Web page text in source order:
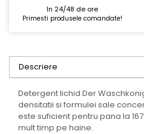
In 24/48 de ore
Primesti produsele comandate!
Descriere
Detergent lichid Der
densitatii si formulei sale
este suficient pentru pana la
mult timp pe haine.